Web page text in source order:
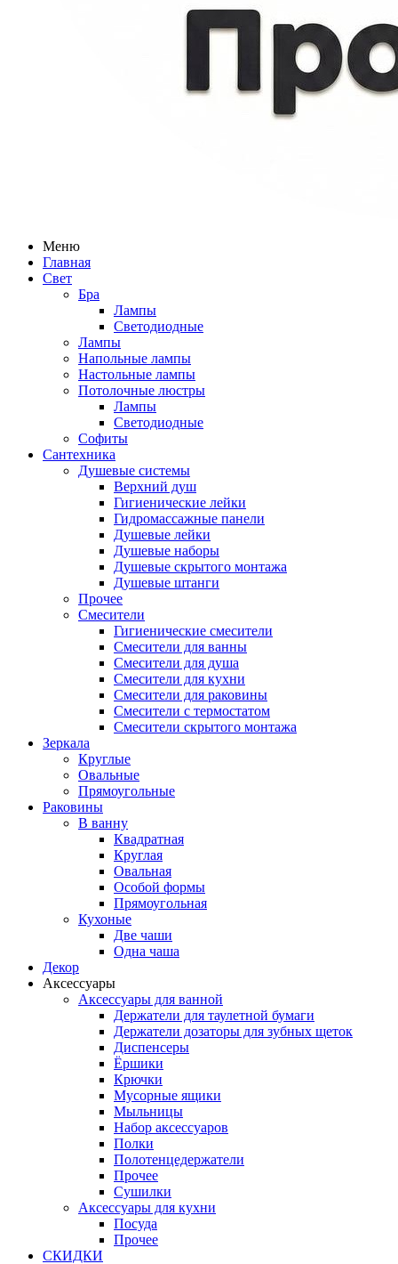
Меню
Главная
Свет
Бра
Лампы
Светодиодные
Лампы
Напольные лампы
Настольные лампы
Потолочные люстры
Лампы
Светодиодные
Софиты
Сантехника
Душевые системы
Верхний душ
Гигиенические лейки
Гидромассажные панели
Душевые лейки
Душевые наборы
Душевые скрытого монтажа
Душевые штанги
Прочее
Смесители
Гигиенические смесители
Смесители для ванны
Смесители для душа
Смесители для кухни
Смесители для раковины
Смесители с термостатом
Смесители скрытого монтажа
Зеркала
Круглые
Овальные
Прямоугольные
Раковины
В ванну
Квадратная
Круглая
Овальная
Особой формы
Прямоугольная
Кухоные
Две чаши
Одна чаша
Декор
Аксессуары
Аксессуары для ванной
Держатели для таулетной бумаги
Держатели дозаторы для зубных щеток
Диспенсеры
Ёршики
Крючки
Мусорные ящики
Мыльницы
Набор аксессуаров
Полки
Полотенцедержатели
Прочее
Сушилки
Аксессуары для кухни
Посуда
Прочее
СКИДКИ